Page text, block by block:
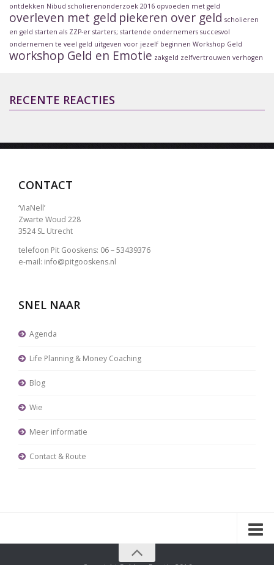
ontdekken Nibud scholierenonderzoek 2016 opvoeden met geld
overleven met geld piekeren over geld scholieren
en geld starten als ZZP-er starters; startende ondernemers succesvol
ondernemen te veel geld uitgeven voor jezelf beginnen Workshop Geld
workshop Geld en Emotie zakgeld zelfvertrouwen verhogen
RECENTE REACTIES
CONTACT
‘ViaNell’
Zwarte Woud 228
3524 SL Utrecht
telefoon Pit Gooskens: 06 – 53439376
e-mail: info@pitgooskens.nl
SNEL NAAR
Agenda
Life Planning & Money Coaching
Blog
Wie
Meer informatie
Contact & Route